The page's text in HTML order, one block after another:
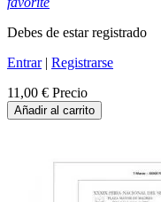
Debes de estar registrado
Entrar| Registrarse
11,00 € Precio
Añadir al carrito